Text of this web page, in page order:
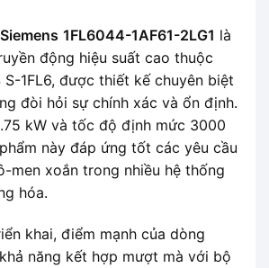
Siemens 1FL6044-1AF61-2LG1 là
động hiệu suất cao thuộc
S-1FL6, được thiết kế chuyên biệt
đòi hỏi sự chính xác và ổn định.
kW và tốc độ định mức 3000
này đáp ứng tốt các yêu cầu
men xoắn trong nhiều hệ thống
hóa.
khai, điểm mạnh của dòng
năng kết hợp mượt mà với bộ